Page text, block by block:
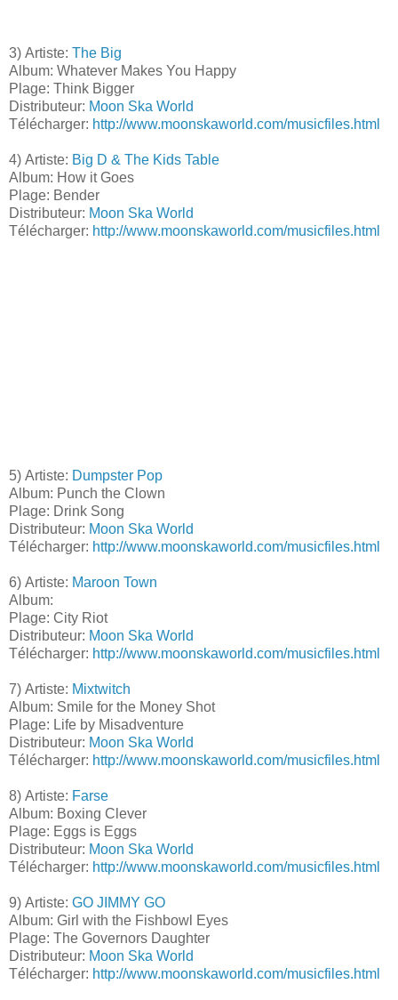
3) Artiste: The Big
Album: Whatever Makes You Happy
Plage: Think Bigger
Distributeur: Moon Ska World
Télécharger: http://www.moonskaworld.com/musicfiles.html
4) Artiste: Big D & The Kids Table
Album: How it Goes
Plage: Bender
Distributeur: Moon Ska World
Télécharger: http://www.moonskaworld.com/musicfiles.html
5) Artiste: Dumpster Pop
Album: Punch the Clown
Plage: Drink Song
Distributeur: Moon Ska World
Télécharger: http://www.moonskaworld.com/musicfiles.html
6) Artiste: Maroon Town
Album:
Plage: City Riot
Distributeur: Moon Ska World
Télécharger: http://www.moonskaworld.com/musicfiles.html
7) Artiste: Mixtwitch
Album: Smile for the Money Shot
Plage: Life by Misadventure
Distributeur: Moon Ska World
Télécharger: http://www.moonskaworld.com/musicfiles.html
8) Artiste: Farse
Album: Boxing Clever
Plage: Eggs is Eggs
Distributeur: Moon Ska World
Télécharger: http://www.moonskaworld.com/musicfiles.html
9) Artiste: GO JIMMY GO
Album: Girl with the Fishbowl Eyes
Plage: The Governors Daughter
Distributeur: Moon Ska World
Télécharger: http://www.moonskaworld.com/musicfiles.html